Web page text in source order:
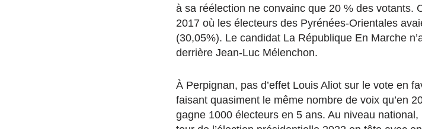
à sa réélection ne convainc que 20 % des votants.
2017 où les électeurs des Pyrénées-Orientales
(30,05%). Le candidat La République En Marche
derrière Jean-Luc Mélenchon.
À Perpignan, pas d’effet Louis Aliot sur le vote en
faisant quasiment le même nombre de voix qu’en
gagne 1000 électeurs en 5 ans. Au niveau